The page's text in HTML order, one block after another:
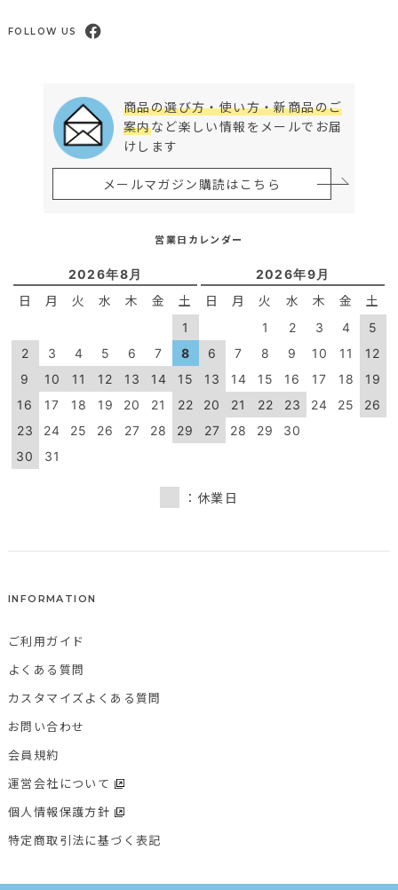
FOLLOW US
商品の選び方・使い方・新商品のご
案内など楽しい情報をメールでお届
けします
メールマガジン購読はこちら
営業日カレンダー
2026年8月
日 月 火 水 木 金 土
1
2
3 4 5 6 7
8
9
10 11 12 13 14
15
16
17 18 19 20 21
22
23
24 25 26 27 28
29
30
31
2026年9月
日 月 火 水 木 金 土
1 2 3 4
5
6
7 8 9 10 11
12
13
14 15 16 17 18
19
20
21 22 23 24 25
26
27
28 29 30
：休業日
INFORMATION
ご利用ガイド
よくある質問
カスタマイズよくある質問
お問い合わせ
会員規約
運営会社について
個人情報保護方針
特定商取引法に基づく表記